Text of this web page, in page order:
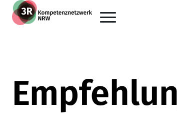
Zum Hauptinhalt der Seite springen
Zur Startseite navigieren